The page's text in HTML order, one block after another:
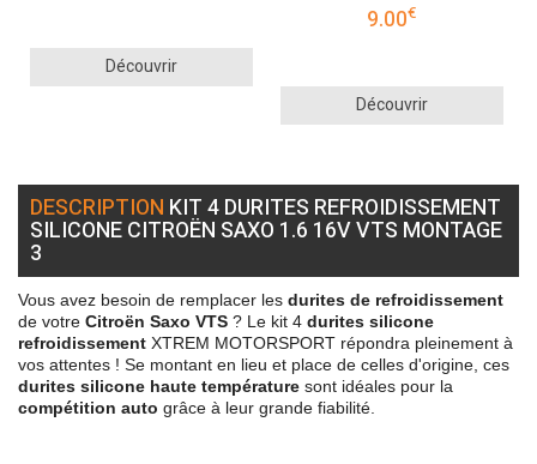
Découvrir
9.00€
Découvrir
DESCRIPTION KIT 4 DURITES REFROIDISSEMENT
SILICONE CITROËN SAXO 1.6 16V VTS MONTAGE
3
Vous avez besoin de remplacer les durites de refroidissement
de votre Citroën Saxo VTS ? Le kit 4 durites silicone
refroidissement XTREM MOTORSPORT répondra pleinement à
vos attentes ! Se montant en lieu et place de celles d'origine, ces
durites silicone haute température sont idéales pour la
compétition auto grâce à leur grande fiabilité.